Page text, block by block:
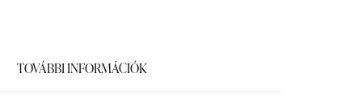
TOVÁBBI INFORMÁCIÓK